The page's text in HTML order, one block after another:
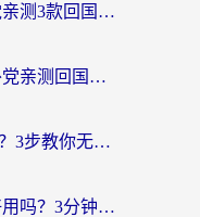
云极和飞驰哪个好？海外党亲测3款回国加速器，附避坑指南
迅游和迅猛兔哪个好？海外党亲测回国加速器，附马来西亚玩游戏避坑指南
海外党必看：回国ss怎么选？3步教你无缝刷国内剧玩国服
海外党必看：斧牛和巨鲸好用吗？3分钟选对回国加速器，无缝刷国内剧玩游戏